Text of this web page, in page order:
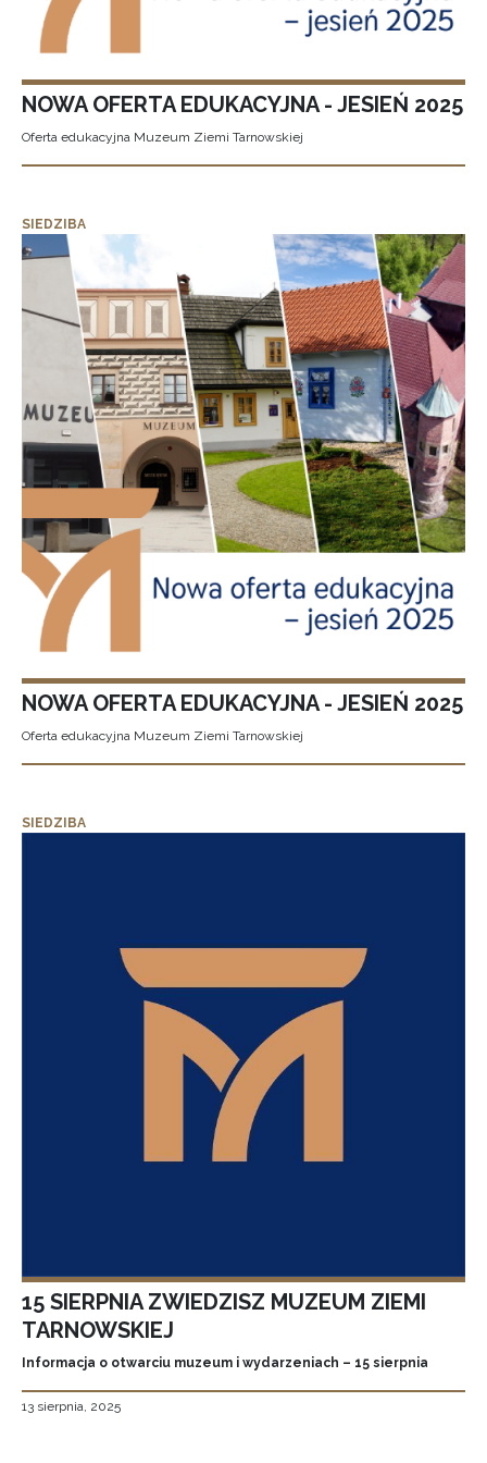
NOWA OFERTA EDUKACYJNA - JESIEŃ 2025
Oferta edukacyjna Muzeum Ziemi Tarnowskiej
SIEDZIBA
NOWA OFERTA EDUKACYJNA - JESIEŃ 2025
Oferta edukacyjna Muzeum Ziemi Tarnowskiej
SIEDZIBA
15 SIERPNIA ZWIEDZISZ MUZEUM ZIEMI
TARNOWSKIEJ
Informacja o otwarciu muzeum i wydarzeniach – 15 sierpnia
13 sierpnia, 2025